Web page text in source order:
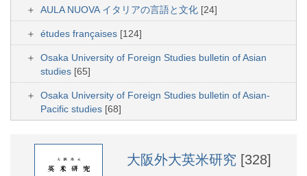
AULA NUOVA イタリアの言語と文化 [24]
études françaises [124]
Osaka University of Foreign Studies bulletin of Asian
studies [65]
Osaka University of Foreign Studies bulletin of Asian-
Pacific studies [68]
大阪外大英米研究 [328]